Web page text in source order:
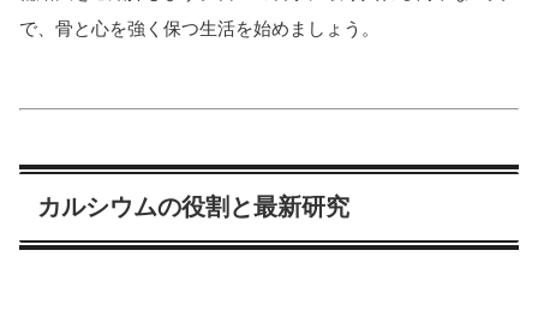
で、骨と心を強く保つ生活を始めましょう。
カルシウムの役割と最新研究